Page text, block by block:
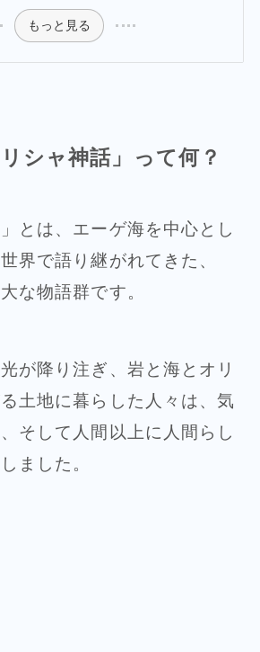
もっと見る
シャ神話」って何？
とは、エーゲ海を中心とし
界で語り継がれてきた、
な物語群です。
が降り注ぎ、岩と海とオリ
土地に暮らした人々は、気
そして人間以上に人間らし
ました。